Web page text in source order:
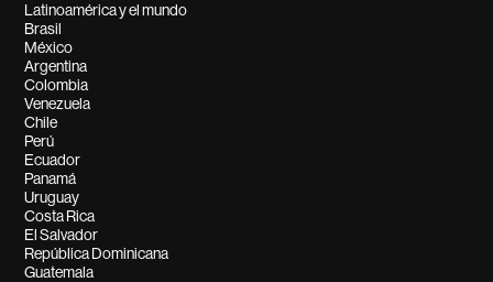
Latinoamérica y el mundo
Brasil
México
Argentina
Colombia
Venezuela
Chile
Perú
Ecuador
Panamá
Uruguay
Costa Rica
El Salvador
República Dominicana
Guatemala